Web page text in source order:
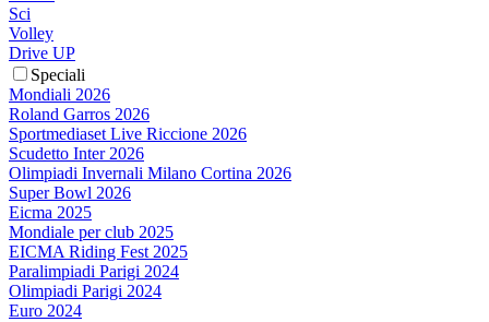
Sci
Volley
Drive UP
Speciali
Mondiali 2026
Roland Garros 2026
Sportmediaset Live Riccione 2026
Scudetto Inter 2026
Olimpiadi Invernali Milano Cortina 2026
Super Bowl 2026
Eicma 2025
Mondiale per club 2025
EICMA Riding Fest 2025
Paralimpiadi Parigi 2024
Olimpiadi Parigi 2024
Euro 2024